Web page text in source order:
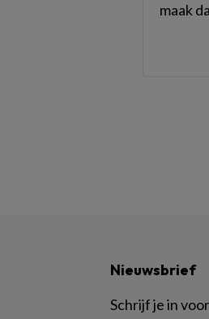
maak
Nieuwsbrief
Schrijf je in